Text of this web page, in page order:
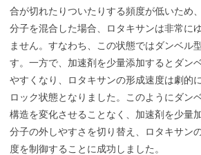
合が切れたりついたりする頻度が低いため
分子を混合した場合、ロタキサンは非常に
ません。すなわち、この状態ではダンベル
す。一方で、加速剤を少量添加するとダン
やすくなり、ロタキサンの形成速度は劇的
ロック状態となりました。このようにダン
構造を変化させることなく、加速剤を少量
分子の外しやすさを切り替え、ロタキサン
度を制御することに成功しました。